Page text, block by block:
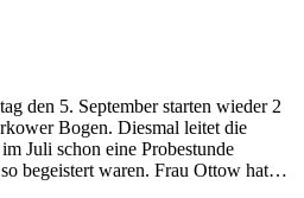
den 5. September starten wieder 2
Bogen. Diesmal leitet die
Juli schon eine Probestunde
begeistert waren. Frau Ottow hat…